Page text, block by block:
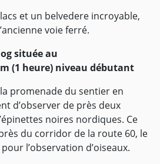
et un belvedere incroyable,
voie ferré.
située au
(1 heure) niveau débutant
promenade du sentier en
d’observer de près deux
noires nordiques. Ce
du corridor de la route 60, le
l’observation d’oiseaux.